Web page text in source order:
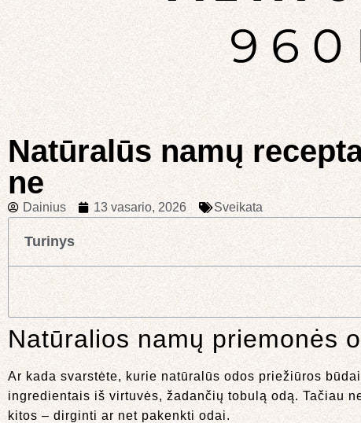
Natūralūs namų
ne
Dainius 13 vasario, 2026 Sveikata
Turinys
Natūralios namų priemonės
Ar kada svarstėte, kurie natūralūs odos priežiūros
ingredientais iš virtuvės, žadančių tobulą odą. Tačiau
kitos – dirginti ar net pakenkti odai.